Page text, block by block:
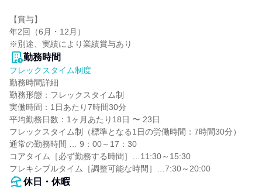
【賞与】
年2回（6月・12月）
※別途、実績により業績賞与あり
勤務時間
フレックスタイム制度
勤務時間詳細
勤務形態：フレックスタイム制
実働時間：1日あたり7時間30分
平均勤務日数：1ヶ月あたり18日 〜 23日
フレックスタイム制（標準となる1日の労働時間：7時間30分）
通常の勤務時間 … 9：00～17：30
コアタイム［必ず勤務する時間］…11:30～15:30
フレキシブルタイム［調整可能な時間］…7:30～20:00
休日・休暇